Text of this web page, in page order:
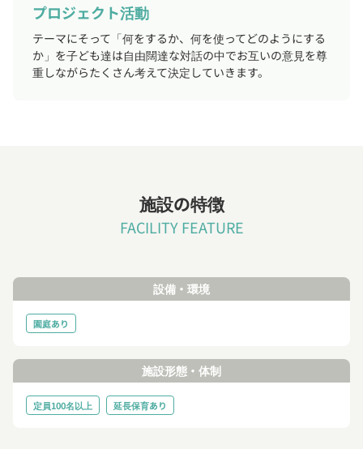
プロジェクト活動
テーマにそって「何をするか、何を使ってどのようにする
か」を子ども達は自由闊達な対話の中でお互いの意見を尊
重しながらたくさん考えて決定していきます。
施設の特徴
FACILITY FEATURE
設備・環境
園庭あり
施設形態・体制
定員100名以上 延長保育あり